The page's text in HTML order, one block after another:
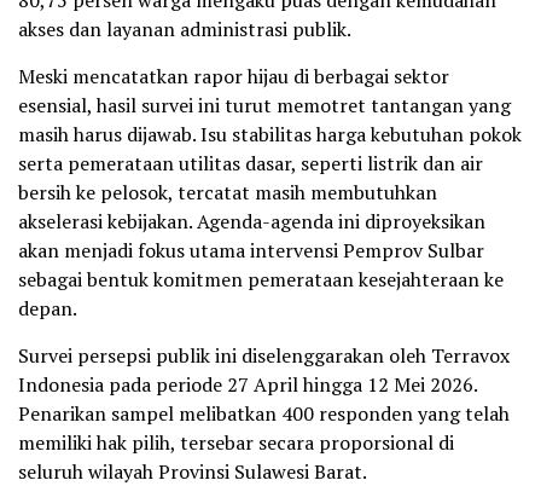
akses dan layanan administrasi publik.
Meski mencatatkan rapor hijau di berbagai sektor
esensial, hasil survei ini turut memotret tantangan yang
masih harus dijawab. Isu stabilitas harga kebutuhan pokok
serta pemerataan utilitas dasar, seperti listrik dan air
bersih ke pelosok, tercatat masih membutuhkan
akselerasi kebijakan. Agenda-agenda ini diproyeksikan
akan menjadi fokus utama intervensi Pemprov Sulbar
sebagai bentuk komitmen pemerataan kesejahteraan ke
depan.
Survei persepsi publik ini diselenggarakan oleh Terravox
Indonesia pada periode 27 April hingga 12 Mei 2026.
Penarikan sampel melibatkan 400 responden yang telah
memiliki hak pilih, tersebar secara proporsional di
seluruh wilayah Provinsi Sulawesi Barat.